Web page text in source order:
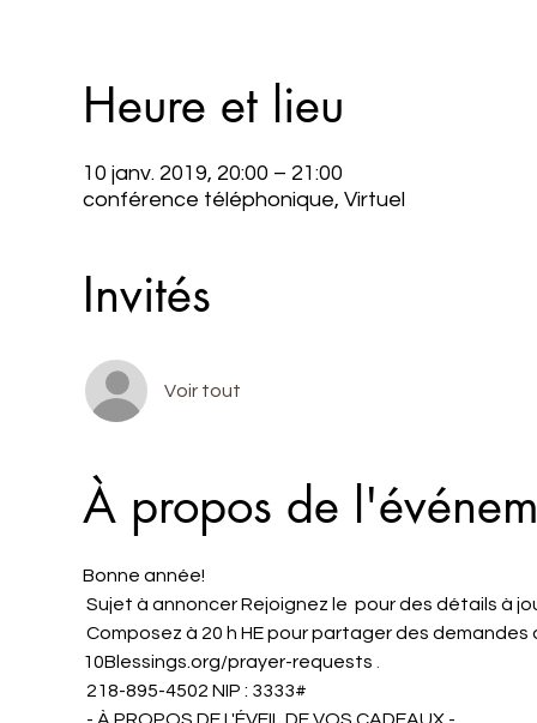
Heure et lieu
10 janv. 2019, 20:00 – 21:00
conférence téléphonique, Virtuel
Invités
Voir tout
À propos de
Bonne année!
Sujet à annoncer Rejoignez le pour des détails à
10Blessings.org/prayer-requests
218-895-4502 NIP : 3333#